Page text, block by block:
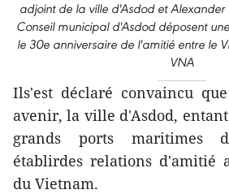
adjoint de la ville d'Asdod et
Conseil municipal d'Asdod déposent
le 30e anniversaire de l'amitié entre le
VNA
Ils'est déclaré convaincu
avenir, la ville d'Asdod,
grands ports maritimes
établirdes relations d'amitié
du Vietnam.